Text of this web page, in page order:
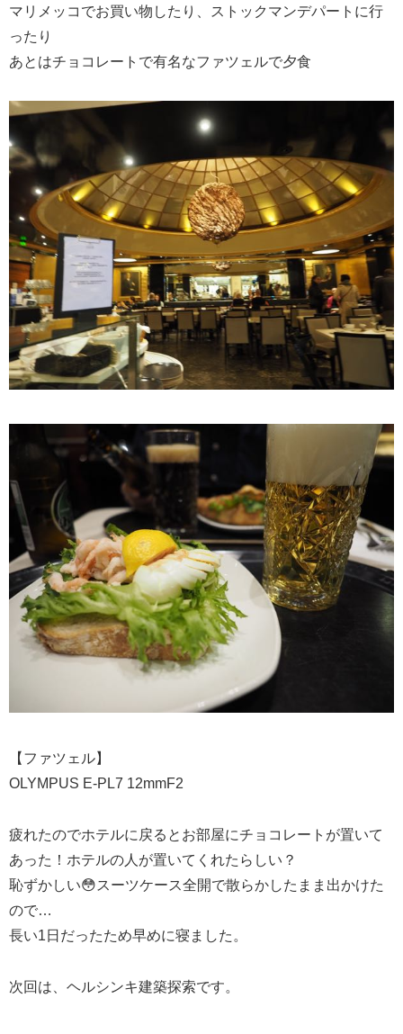
マリメッコでお買い物したり、ストックマンデパートに行
ったり
あとはチョコレートで有名なファツェルで夕食
【ファツェル】
OLYMPUS E-PL7 12mmF2
疲れたのでホテルに戻るとお部屋にチョコレートが置いて
あった！ホテルの人が置いてくれたらしい？
恥ずかしい😳スーツケース全開で散らかしたまま出かけた
ので…
長い1日だったため早めに寝ました。
次回は、ヘルシンキ建築探索です。